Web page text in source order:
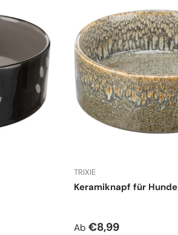
TRIXIE
Keramiknapf für Hunde
Normaler Preis
Ab €8,99